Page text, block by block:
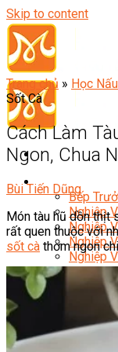
Skip to content
Đầu Bếp
Bếp
Nghiệp
Nghiệp
Nghiệp
Nghiệp
Nghiệp
Nghiệp
Nghiệp
Nghiệp
Nghiệp
Trang chủ » Học
Sốt Cà
Cách Làm
Ngon, Chua
Bùi Tiến Dũng
Món tàu hũ dồn thịt
rất quen thuộc với
sốt cà thơm ngon